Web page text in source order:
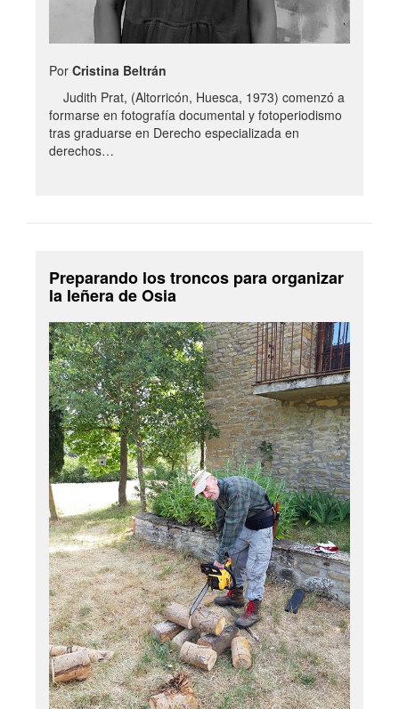
Por Cristina Beltrán
Judith Prat, (Altorricón, Huesca, 1973) comenzó a
formarse en fotografía documental y fotoperiodismo
tras graduarse en Derecho especializada en
derechos…
Preparando los troncos para organizar
la leñera de Osia